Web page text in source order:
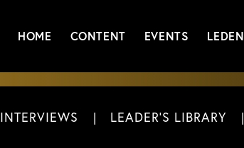
HOME CONTENT EVENTS LEDEN
INTERVIEWS LEADER'S LIBRARY